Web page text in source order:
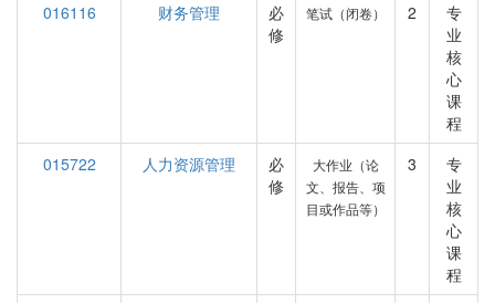
016116
财务管理
必
修
笔试（闭卷） 2
专
业
核
心
课
程
015722
人力资源管理
必
修
大作业（论
文、报告、项
目或作品等）
3
专
业
核
心
课
程